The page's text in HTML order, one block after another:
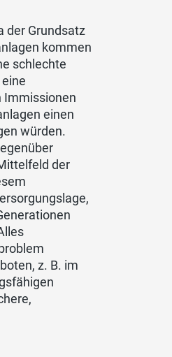
der Grundsatz
kommen
schlechte
Immissionen
einen
würden.
der
z. B. im